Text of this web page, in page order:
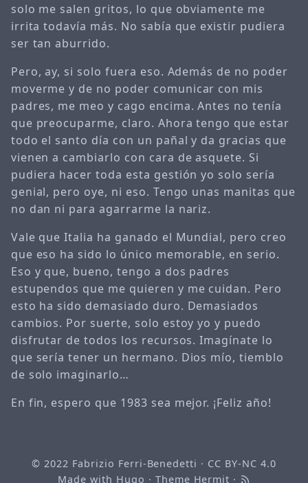
solo me salen gritos, lo que obviamente me
irrita todavía más. No sabía que existir pudiera
ser tan aburrido.
Pero, ay, si solo fuera eso. Además de no poder
moverme y de no poder comunicar con mis
padres, me meo y cago encima. Antes no tenía
que preocuparme, claro. Ahora tengo que estar
todo el santo día con un pañal y da gracias que
vienen a cambiarlo con cara de asquete. Si
pudiera hacer toda esta gestión yo solo sería
genial, pero oye, ni eso. Tengo unas manitas que
no dan ni para agarrarme la nariz.
Vale que Italia ha ganado el Mundial, pero creo
que eso ha sido lo único memorable, en serio.
Eso y que, bueno, tengo a dos padres
estupendos que me quieren y me cuidan. Pero
esto ha sido demasiado duro. Demasiados
cambios. Por suerte, solo estoy yo y puedo
disfrutar de todos los recursos. Imagínate lo
que sería tener un hermano. Dios mío, tiemblo
de solo imaginarlo…
En fin, espero que 1983 sea mejor. ¡Feliz año!
© 2022 Fabrizio Ferri-Benedetti · CC BY-NC 4.0
Made with Hugo · Theme Hermit ·